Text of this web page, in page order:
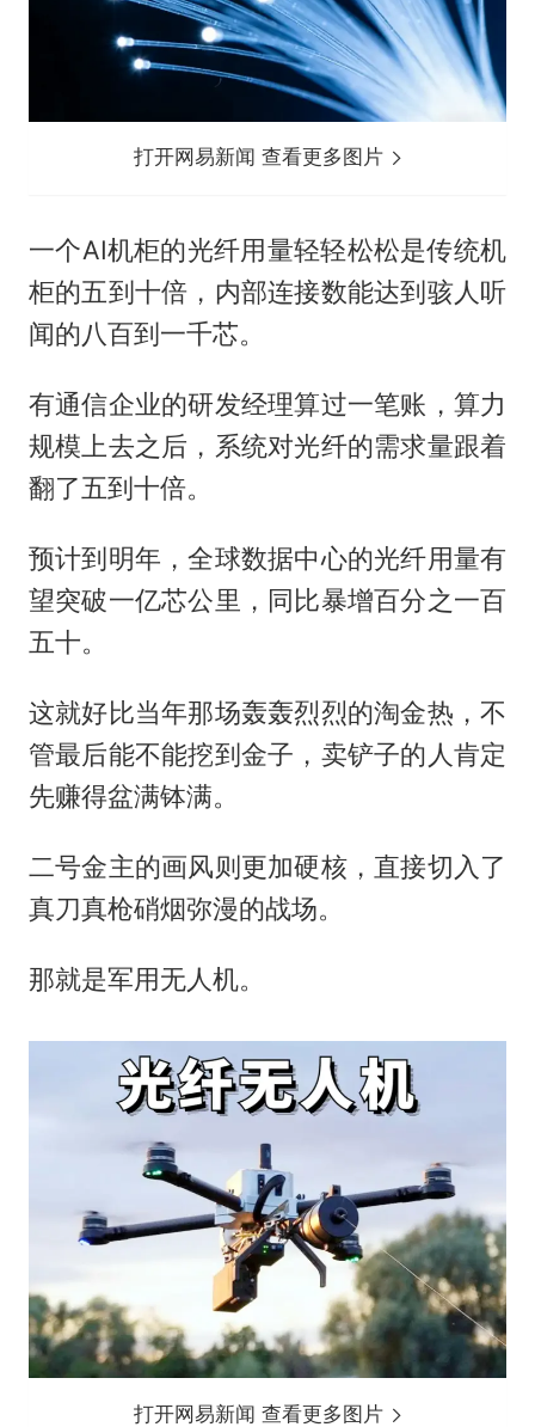
打开网易新闻 查看更多图片
一个AI机柜的光纤用量轻轻松松是传统机
柜的五到十倍，内部连接数能达到骇人听
闻的八百到一千芯。
有通信企业的研发经理算过一笔账，算力
规模上去之后，系统对光纤的需求量跟着
翻了五到十倍。
预计到明年，全球数据中心的光纤用量有
望突破一亿芯公里，同比暴增百分之一百
五十。
这就好比当年那场轰轰烈烈的淘金热，不
管最后能不能挖到金子，卖铲子的人肯定
先赚得盆满钵满。
二号金主的画风则更加硬核，直接切入了
真刀真枪硝烟弥漫的战场。
那就是军用无人机。
打开网易新闻 查看更多图片